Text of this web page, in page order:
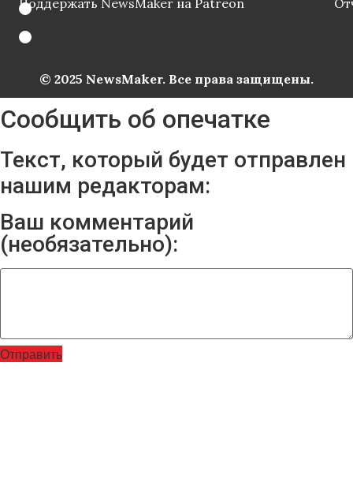
Поддержать NewsMaker на Patreon
© 2025 NewsMaker. Все права защищены.
Сообщить об опечатке
Текст, который будет отправлен
нашим редакторам:
Ваш комментарий
(необязательно):
Отправить